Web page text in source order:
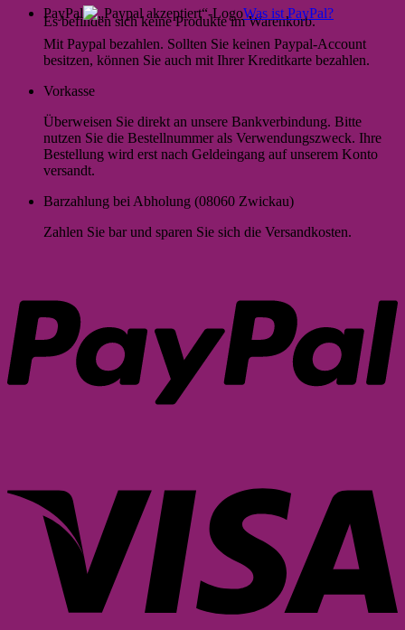
Es befinden sich keine Produkte im Warenkorb.
PayPal
Was ist PayPal?
Mit Paypal bezahlen. Sollten Sie keinen Paypal-Account
besitzen, können Sie auch mit Ihrer Kreditkarte bezahlen.
Vorkasse
Überweisen Sie direkt an unsere Bankverbindung. Bitte
nutzen Sie die Bestellnummer als Verwendungszweck. Ihre
Bestellung wird erst nach Geldeingang auf unserem Konto
versandt.
Barzahlung bei Abholung (08060 Zwickau)
Zahlen Sie bar und sparen Sie sich die Versandkosten.